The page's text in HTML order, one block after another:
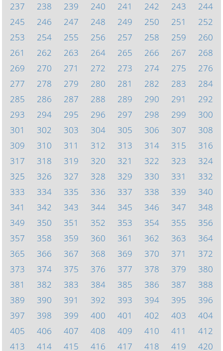
237
238 239 240 241 242 243
244
245
246 247 248 249 250 251
252
253
254 255 256 257 258 259
260
261
262 263 264 265 266 267
268
269
270 271 272 273 274 275
276
277
278 279 280 281 282 283
284
285
286 287 288 289 290 291
292
293
294 295 296 297 298 299
300
301
302 303 304 305 306 307
308
309
310 311 312 313 314 315
316
317
318 319 320 321 322 323
324
325
326 327 328 329 330 331
332
333
334 335 336 337 338 339
340
341
342 343 344 345 346 347
348
349
350 351 352 353 354 355
356
357
358 359 360 361 362 363
364
365
366 367 368 369 370 371
372
373
374 375 376 377 378 379
380
381
382 383 384 385 386 387
388
389
390 391 392 393 394 395
396
397
398 399 400 401 402 403
404
405
406 407 408 409 410 411
412
413
414 415 416 417 418 419 420